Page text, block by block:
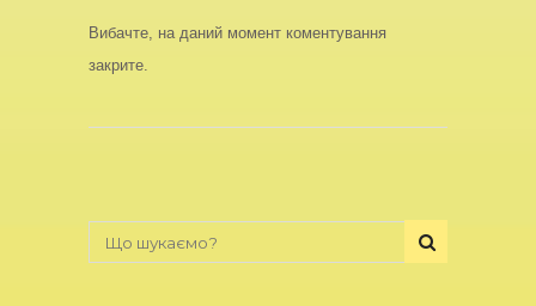
Вибачте, на даний момент коментування
закрите.